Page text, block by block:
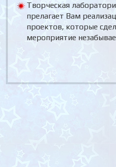
Творческая
прелагает Вам
проектов, которые
мероприятие